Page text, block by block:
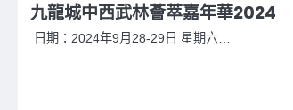
九龍城中西武林薈萃嘉年華2024
日期：2024年9月28-29日 星期六…